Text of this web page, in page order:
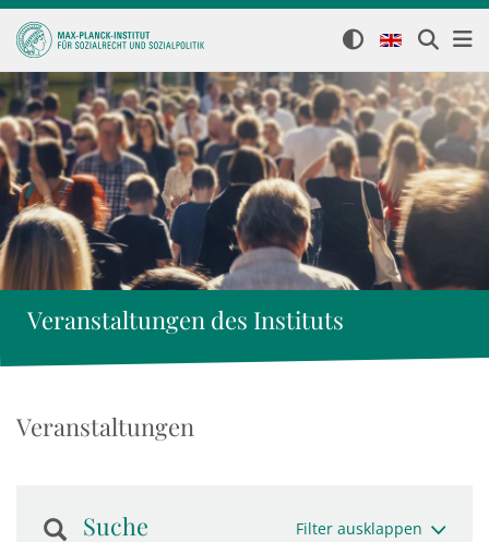
Veranstaltungen des Instituts
Veranstaltungen
Suche Filter ausklappen